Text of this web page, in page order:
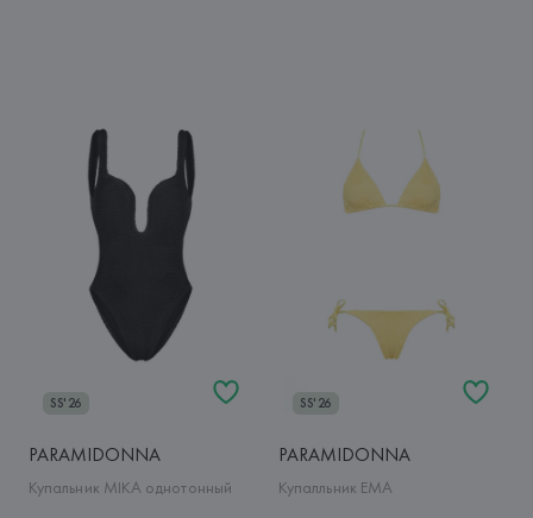
SS'26
PARAMIDONNA
Купальник MIKA однотонный
SS'26
PARAMIDONNA
Купалльник EMA